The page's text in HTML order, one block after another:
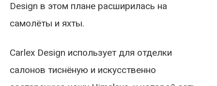
Design в этом плане расширилась на
самолёты и яхты.
Carlex Design использует для отделки
салонов тиснёную и искусственно